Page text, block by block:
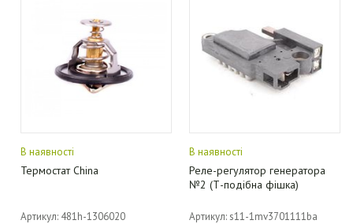
В наявності
Термостат China
Артикул: 481h-1306020
В наявності
Реле-регулятор генератора
№2 (Т-подібна фішка)
Артикул: s11-1mv3701111ba